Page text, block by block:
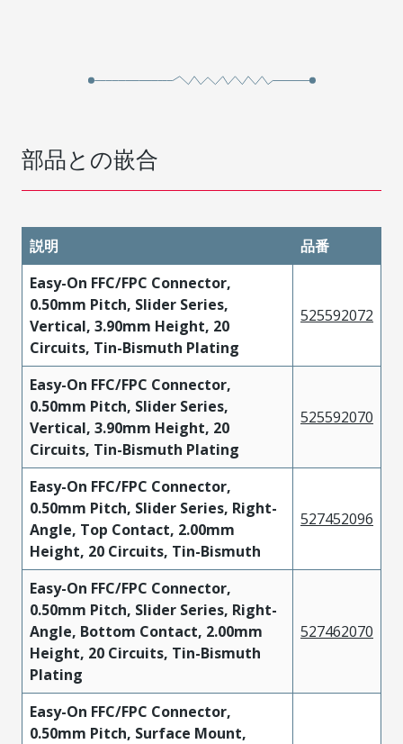
部品との嵌合
説明
品番
Easy-On FFC/FPC Connector,
0.50mm Pitch, Slider Series,
Vertical, 3.90mm Height, 20
Circuits, Tin-Bismuth Plating
525592072
Easy-On FFC/FPC Connector,
0.50mm Pitch, Slider Series,
Vertical, 3.90mm Height, 20
Circuits, Tin-Bismuth Plating
525592070
Easy-On FFC/FPC Connector,
0.50mm Pitch, Slider Series, Right-
Angle, Top Contact, 2.00mm
Height, 20 Circuits, Tin-Bismuth
527452096
Easy-On FFC/FPC Connector,
0.50mm Pitch, Slider Series, Right-
Angle, Bottom Contact, 2.00mm
Height, 20 Circuits, Tin-Bismuth
Plating
527462070
Easy-On FFC/FPC Connector,
0.50mm Pitch, Surface Mount,